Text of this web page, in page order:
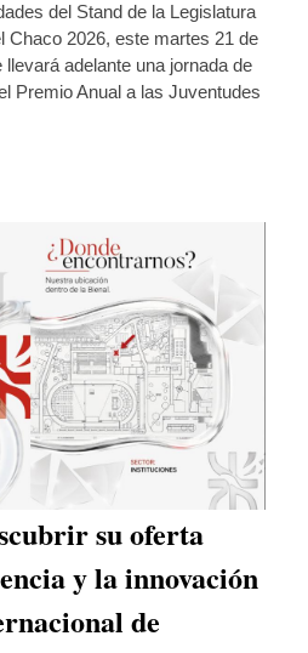
del Stand de la Legislatura
Chaco 2026, este martes 21 de
adelante una jornada de
Premio Anual a las Juventudes
su oferta
y la innovación
de